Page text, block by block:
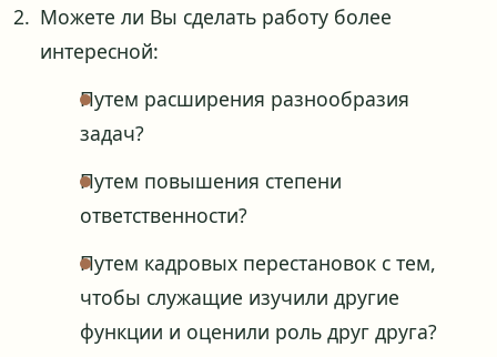
Можете ли Вы сделать работу более
интересной:
Путем расширения разнообразия
задач?
Путем повышения степени
ответственности?
Путем кадровых перестановок с тем,
чтобы служащие изучили другие
функции и оценили роль друг друга?